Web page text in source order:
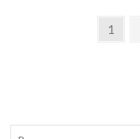
Page
1